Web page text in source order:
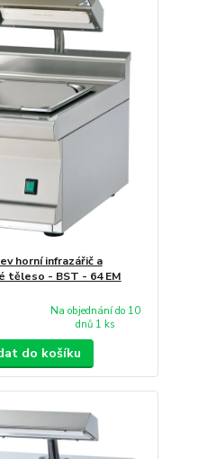
horní infrazářič a
těleso - BST - 64 EM
Na objednání do 10
dnů 1 ks
do košíku